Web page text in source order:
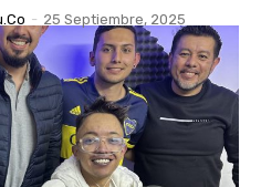
- 25 Septiembre, 2025